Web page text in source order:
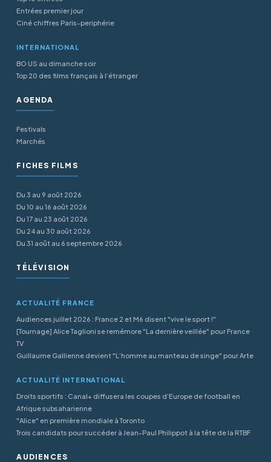
Entrées premier jour
Ciné chiffres Paris-periphérie
INTERNATIONAL
BO US au dimanche soir
Top 20 des films français à l’étranger
AGENDA
Festivals
Marchés
FICHES FILMS
Du 3 au 9 août 2026
Du 10 au 16 août 2026
Du 17 au 23 août 2026
Du 24 au 30 août 2026
Du 31 août au 6 septembre 2026
TÉLÉVISION
ACTUALITÉ FRANCE
Audiences juillet 2026 : France 2 et M6 disent "vive le sport !"
[Tournage] Alice Taglioni se remémore "La dernière veillée" pour France
TV
Guillaume Gallienne devient "L’homme au manteau de singe" pour Arte
ACTUALITÉ INTERNATIONAL
Droits sportifs : Canal+ diffusera les coupes d’Europe de football en
Afrique subsaharienne
"Alice" en première mondiale à Toronto
Trois candidats pour succéder à Jean-Paul Philippot à la tête de la RTBF
AUDIENCES